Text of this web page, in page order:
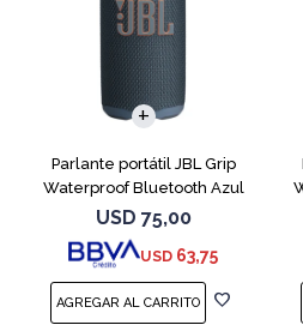
Parlante portátil JBL Grip
Waterproof Bluetooth Azul
USD 75,00
USD 63,75